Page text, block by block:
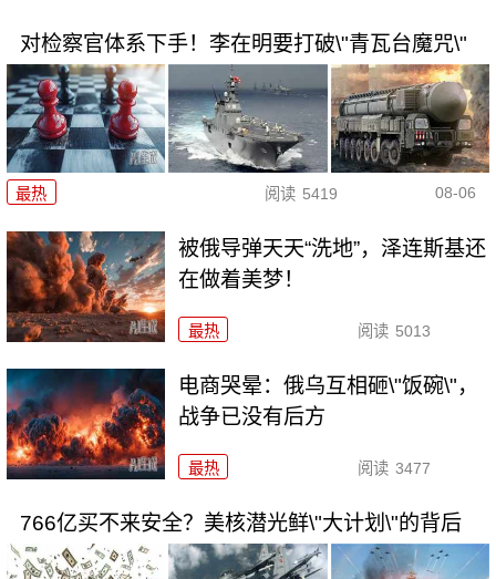
对检察官体系下手！李在明要打破\"青瓦台魔咒\"
最热 阅读 5419 08-06
被俄导弹天天“洗地”，泽连斯基还
在做着美梦！
最热 阅读 5013
电商哭晕：俄乌互相砸\"饭碗\"，
战争已没有后方
最热 阅读 3477
766亿买不来安全？美核潜光鲜\"大计划\"的背后